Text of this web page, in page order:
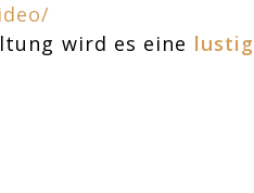
wird es eine